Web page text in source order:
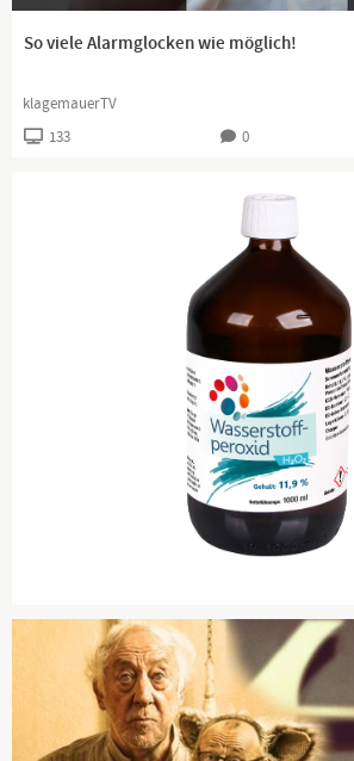
So viele Alarmglocken wie möglich!
klagemauerTV
133 0